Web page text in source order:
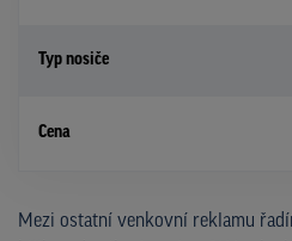
Typ nosiče
Cena
Mezi ostatní venkovní reklamu